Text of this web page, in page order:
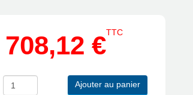
708,12 €TTC
Ajouter au panier